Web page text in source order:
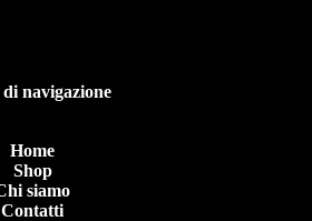
navigazione
Home
Shop
siamo
Contatti